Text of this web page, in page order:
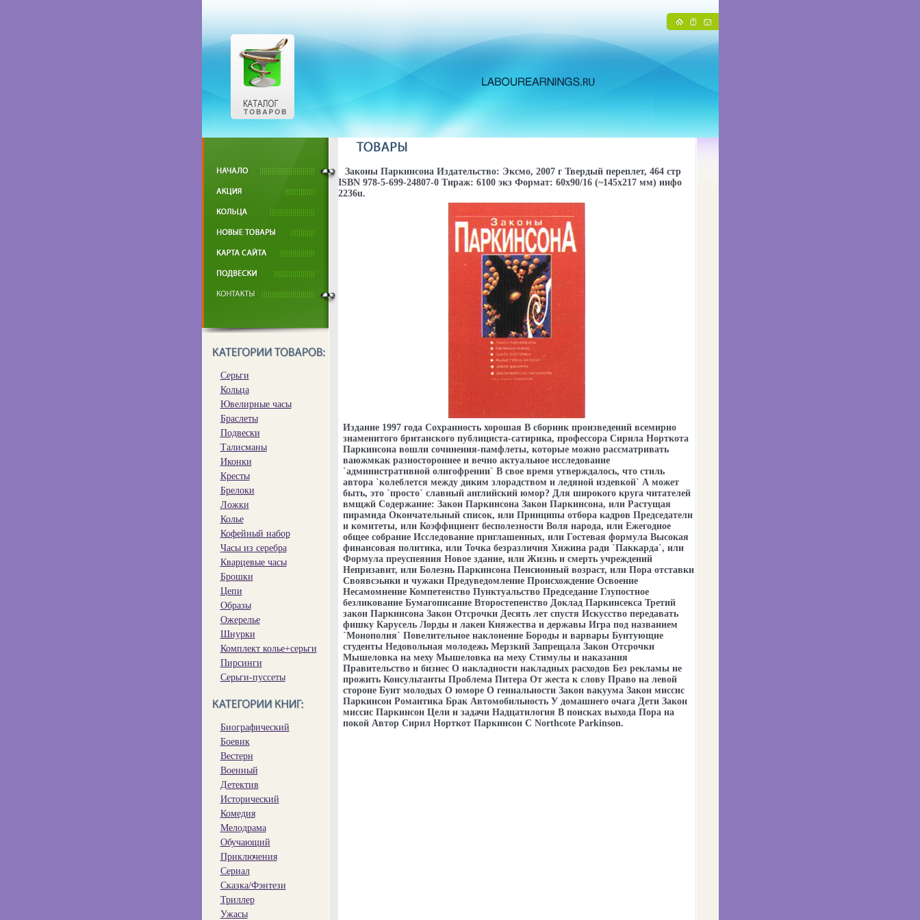
Серьги
Кольца
Ювелирные часы
Браслеты
Подвески
Талисманы
Иконки
Кресты
Брелоки
Ложки
Колье
Кофейный набор
Часы из серебра
Кварцевые часы
Брошки
Цепи
Образы
Ожерелье
Шнурки
Комплект колье+серьги
Пирсинги
Серьги-пуссеты
Биографический
Боевик
Вестерн
Военный
Детектив
Исторический
Комедия
Мелодрама
Обучающий
Приключения
Сериал
Сказка/Фэнтези
Триллер
Ужасы
Законы Паркинсона Издательство: Эксмо, 2007 г Твердый переплет, 464 стр
ISBN 978-5-699-24807-0 Тираж: 6100 экз Формат: 60x90/16 (~145х217 мм) инфо
2236u.
Издание 1997 года Сохранность хорошая В сборник произведений всемирно
знаменитого британского публициста-сатирика, профессора Сирила Норткота
Паркинсона вошли сочинения-памфлеты, которые можно рассматривать
ваюжмкак разностороннее и вечно актуальное исследование
`административной олигофрении` В свое время утверждалось, что стиль
автора `колеблется между диким злорадством и ледяной издевкой` А может
быть, это `просто` славный английский юмор? Для широкого круга читателей
вмщжй Содержание: Закон Паркинсона Закон Паркинсона, или Растущая
пирамида Окончательный список, или Принципы отбора кадров Председатели
и комитеты, или Коэффициент бесполезности Воля народа, или Ежегодное
общее собрание Исследование приглашенных, или Гостевая формула Высокая
финансовая политика, или Точка безразличия Хижина ради `Паккарда`, или
Формула преуспеяния Новое здание, или Жизнь и смерть учреждений
Непризавит, или Болезнь Паркинсона Пенсионный возраст, или Пора отставки
Своявсэьнки и чужаки Предуведомление Происхождение Освоение
Несамомнение Компетенство Пунктуальство Председание Глупостное
безликование Бумагописание Второстепенство Доклад Паркинсекса Третий
закон Паркинсона Закон Отсрочки Десять лет спустя Искусство передавать
фишку Карусель Лорды и лакеи Княжества и державы Игра под названием
`Монополия` Повелительное наклонение Бороды и варвары Бунтующие
студенты Недовольная молодежь Мерзкий Запрещала Закон Отсрочки
Мышеловка на меху Мышеловка на меху Стимулы и наказания
Правительство и бизнес О накладности накладных расходов Без рекламы не
прожить Консультанты Проблема Питера От жеста к слову Право на левой
стороне Бунт молодых О юморе О гениальности Закон вакуума Закон миссис
Паркинсон Романтика Брак Автомобильность У домашнего очага Дети Закон
миссис Паркинсон Цели и задачи Надцатилогия В поисках выхода Пора на
покой Автор Сирил Норткот Паркинсон С Northcote Parkinson.